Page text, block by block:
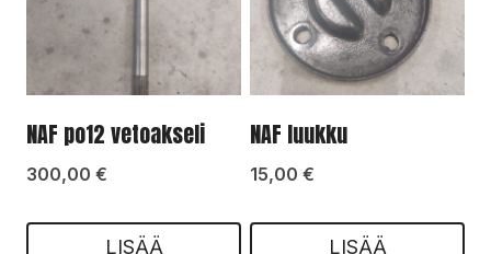
NAF po12 vetoakseli
300,00 €
LISÄÄ
NAF luukku
15,00 €
LISÄÄ